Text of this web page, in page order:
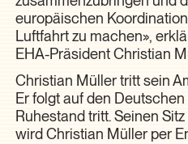
europäischen
Luftfahrt zu machen»,
EHA-Präsident Christian
Christian Müller tritt sein
Er folgt auf den
Ruhestand tritt. Seinen
wird Christian Müller per